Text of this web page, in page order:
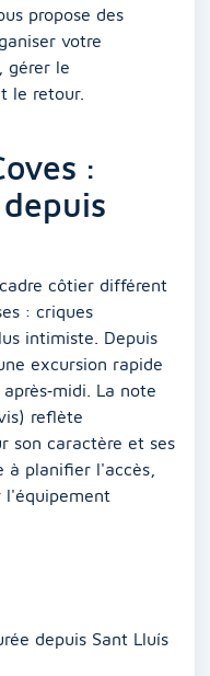
propose des
votre
gérer le
le retour.
:
côtier différent
: criques
intimiste. Depuis
excursion rapide
La note
reflète
son caractère et ses
à planifier l'accès,
l'équipement
depuis Sant Lluís